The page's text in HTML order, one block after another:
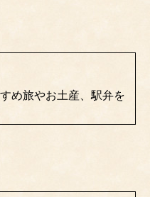
め旅やお土産、駅弁を